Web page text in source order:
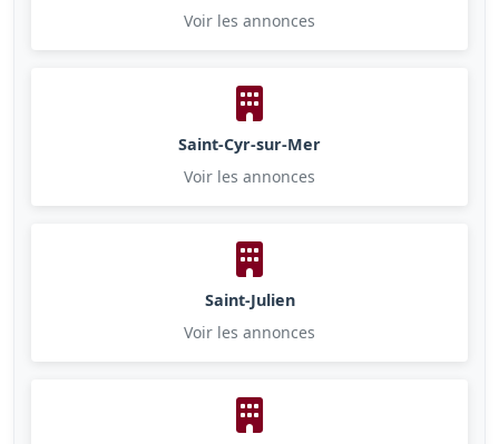
Voir les annonces
Saint-Cyr-sur-Mer
Voir les annonces
Saint-Julien
Voir les annonces